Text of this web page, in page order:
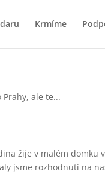
Krmíme
žije v malém domku
jsme rozhodnutí na